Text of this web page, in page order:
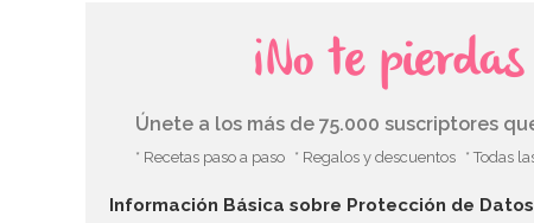
¡No te
Únete a los más de 75.000 suscriptores
* Recetas paso a paso * Regalos y descuentos * Todas
Información Básica sobre Protección de Datos